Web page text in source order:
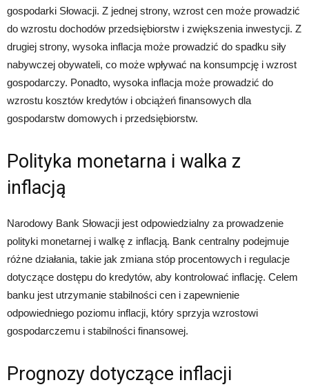
gospodarki Słowacji. Z jednej strony, wzrost cen może prowadzić
do wzrostu dochodów przedsiębiorstw i zwiększenia inwestycji. Z
drugiej strony, wysoka inflacja może prowadzić do spadku siły
nabywczej obywateli, co może wpływać na konsumpcję i wzrost
gospodarczy. Ponadto, wysoka inflacja może prowadzić do
wzrostu kosztów kredytów i obciążeń finansowych dla
gospodarstw domowych i przedsiębiorstw.
Polityka monetarna i walka z
inflacją
Narodowy Bank Słowacji jest odpowiedzialny za prowadzenie
polityki monetarnej i walkę z inflacją. Bank centralny podejmuje
różne działania, takie jak zmiana stóp procentowych i regulacje
dotyczące dostępu do kredytów, aby kontrolować inflację. Celem
banku jest utrzymanie stabilności cen i zapewnienie
odpowiedniego poziomu inflacji, który sprzyja wzrostowi
gospodarczemu i stabilności finansowej.
Prognozy dotyczące inflacji